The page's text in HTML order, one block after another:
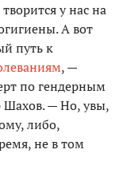
у нас на
А вот
путь к
, —
по гендерным
— Но, увы,
либо,
не в том